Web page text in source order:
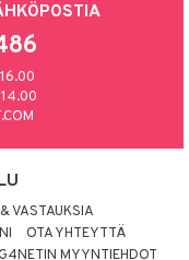
VASTAUKSIA
OTA YHTEYTTÄ
MYYNTIEHDOT